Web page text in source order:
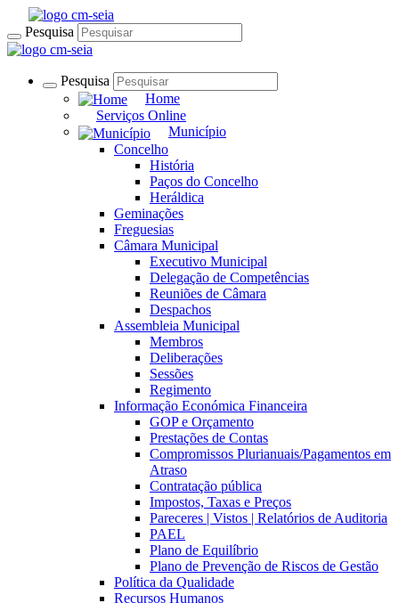
Pesquisa
Pesquisa
Home
Serviços Online
Município
Concelho
História
Paços do Concelho
Heráldica
Geminações
Freguesias
Câmara Municipal
Executivo Municipal
Delegação de Competências
Reuniões de Câmara
Despachos
Assembleia Municipal
Membros
Deliberações
Sessões
Regimento
Informação Económica Financeira
GOP e Orçamento
Prestações de Contas
Compromissos Plurianuais/Pagamentos em
Atraso
Contratação pública
Impostos, Taxas e Preços
Pareceres | Vistos | Relatórios de Auditoria
PAEL
Plano de Equilíbrio
Plano de Prevenção de Riscos de Gestão
Política da Qualidade
Recursos Humanos